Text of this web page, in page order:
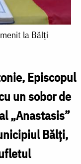
la Bălţi
Episcopul
un sobor de
„Anastasis”
Bălți,